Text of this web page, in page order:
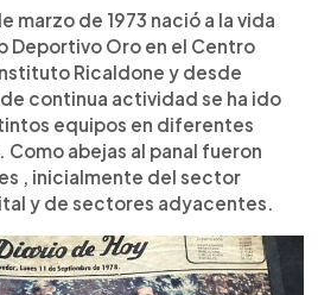
marzo de 1973 nació a la vida
Deportivo Oro en el Centro
Ricaldone y desde
continua actividad se ha ido
equipos en diferentes
abejas al panal fueron
, inicialmente del sector
y de sectores adyacentes.